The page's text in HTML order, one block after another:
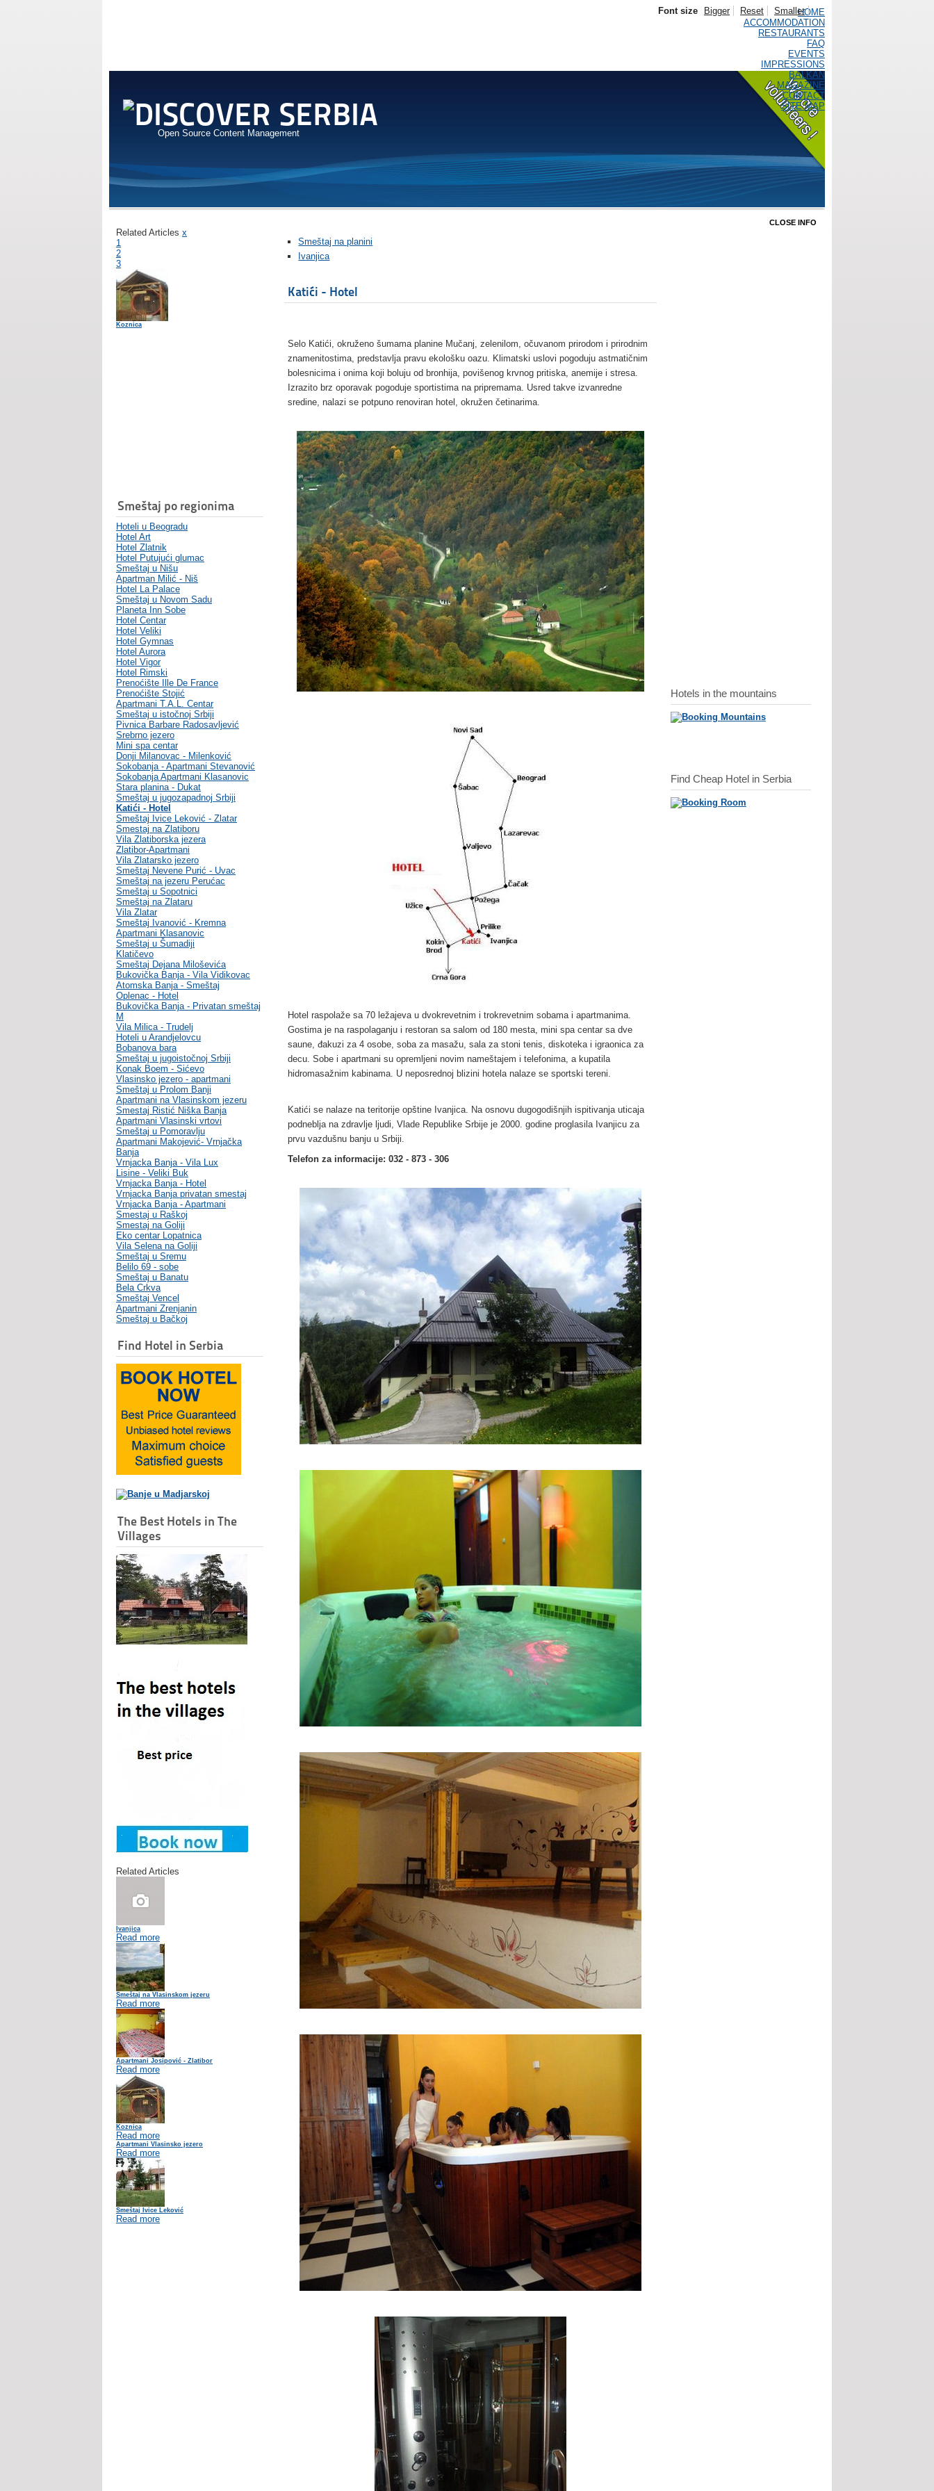
Open Source Content Management
HOME
ACCOMMODATION
RESTAURANTS
FAQ
EVENTS
IMPRESSIONS
BALKAN
MAGAZINE
CONTACT
SITE MAP
Font size Bigger Reset Smaller
Related Articles x
1
2
3
Koznica
Smeštaj po regionima
Hoteli u Beogradu
Hotel Art
Hotel Zlatnik
Hotel Putujući glumac
Smeštaj u Nišu
Apartman Milić - Niš
Hotel La Palace
Smeštaj u Novom Sadu
Planeta Inn Sobe
Hotel Centar
Hotel Veliki
Hotel Gymnas
Hotel Aurora
Hotel Vigor
Hotel Rimski
Prenoćište Ille De France
Prenoćište Stojić
Apartmani T.A.L. Centar
Smeštaj u istočnoj Srbiji
Pivnica Barbare Radosavljević
Srebrno jezero
Mini spa centar
Donji Milanovac - Milenković
Sokobanja - Apartmani Stevanović
Sokobanja Apartmani Klasanovic
Stara planina - Dukat
Smeštaj u jugozapadnoj Srbiji
Katići - Hotel
Smeštaj Ivice Leković - Zlatar
Smestaj na Zlatiboru
Vila Zlatiborska jezera
Zlatibor-Apartmani
Vila Zlatarsko jezero
Smeštaj Nevene Purić - Uvac
Smeštaj na jezeru Perućac
Smeštaj u Sopotnici
Smeštaj na Zlataru
Vila Zlatar
Smeštaj Ivanović - Kremna
Apartmani Klasanovic
Smeštaj u Šumadiji
Klatičevo
Smeštaj Dejana Miloševića
Bukovička Banja - Vila Vidikovac
Atomska Banja - Smeštaj
Oplenac - Hotel
Bukovička Banja - Privatan smeštaj
M
Vila Milica - Trudelj
Hoteli u Arandjelovcu
Bobanova bara
Smeštaj u jugoistočnoj Srbiji
Konak Boem - Sićevo
Vlasinsko jezero - apartmani
Smeštaj u Prolom Banji
Apartmani na Vlasinskom jezeru
Smestaj Ristić Niška Banja
Apartmani Vlasinski vrtovi
Smeštaj u Pomoravlju
Apartmani Makojević- Vrnjačka
Banja
Vrnjacka Banja - Vila Lux
Lisine - Veliki Buk
Vrnjacka Banja - Hotel
Vrnjacka Banja privatan smestaj
Vrnjacka Banja - Apartmani
Smestaj u Raškoj
Smestaj na Goliji
Eko centar Lopatnica
Vila Selena na Goliji
Smeštaj u Sremu
Belilo 69 - sobe
Smeštaj u Banatu
Bela Crkva
Smeštaj Vencel
Apartmani Zrenjanin
Smeštaj u Bačkoj
Find Hotel in Serbia
The Best Hotels in The
Villages
Related Articles
Ivanjica
Read more
Smeštaj na Vlasinskom jezeru
Read more
Apartmani Josipović - Zlatibor
Read more
Koznica
Read more
Apartmani Vlasinsko jezero
Read more
Smeštaj Ivice Leković
Read more
Smeštaj na planini
Ivanjica
Katići - Hotel
Selo Katići, okruženo šumama planine Mučanj, zelenilom, očuvanom prirodom i prirodnim
znamenitostima, predstavlja pravu ekološku oazu. Klimatski uslovi pogoduju astmatičnim
bolesnicima i onima koji boluju od bronhija, povišenog krvnog pritiska, anemije i stresa.
Izrazito brz oporavak pogoduje sportistima na pripremama. Usred takve izvanredne
sredine, nalazi se potpuno renoviran hotel, okružen četinarima.
Hotel raspolaže sa 70 ležajeva u dvokrevetnim i trokrevetnim sobama i apartmanima.
Gostima je na raspolaganju i restoran sa salom od 180 mesta, mini spa centar sa dve
saune, đakuzi za 4 osobe, soba za masažu, sala za stoni tenis, diskoteka i igraonica za
decu. Sobe i apartmani su opremljeni novim nameštajem i telefonima, a kupatila
hidromasažnim kabinama. U neposrednoj blizini hotela nalaze se sportski tereni.
Katići se nalaze na teritorije opštine Ivanjica. Na osnovu dugogodišnjih ispitivanja uticaja
podneblja na zdravlje ljudi, Vlade Republike Srbije je 2000. godine proglasila Ivanjicu za
prvu vazdušnu banju u Srbiji.
Telefon za informacije: 032 - 873 - 306
CLOSE INFO
Hotels in the mountains
Find Cheap Hotel in Serbia